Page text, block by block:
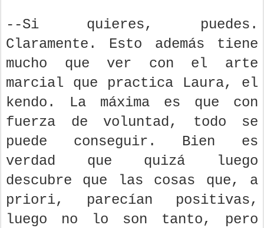
--Si quieres, puedes.
Claramente. Esto además tiene
mucho que ver con el arte
marcial que practica Laura, el
kendo. La máxima es que con
fuerza de voluntad, todo se
puede conseguir. Bien es
verdad que quizá luego
descubre que las cosas que, a
priori, parecían positivas,
luego no lo son tanto, pero